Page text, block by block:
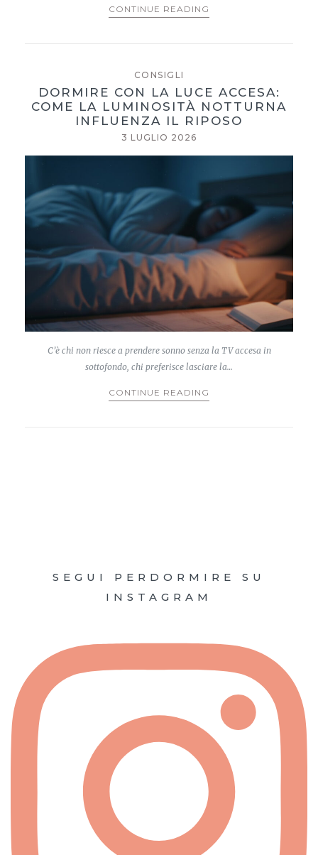
CONTINUE READING
CONSIGLI
DORMIRE CON LA LUCE ACCESA:
COME LA LUMINOSITÀ NOTTURNA
INFLUENZA IL RIPOSO
3 LUGLIO 2026
C’è chi non riesce a prendere sonno senza la TV accesa in
sottofondo, chi preferisce lasciare la…
CONTINUE READING
SEGUI PERDORMIRE SU
INSTAGRAM